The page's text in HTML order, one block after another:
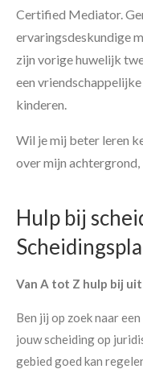
Certified Mediator.
ervaringsdeskundige
zijn vorige huwelijk
een
kinderen.
Wil je mij beter leren
over mijn achtergrond,
Hulp bij
Van A tot Z hulp bij
Ben jij op zoek naar
jouw scheiding op
gebied goed kan